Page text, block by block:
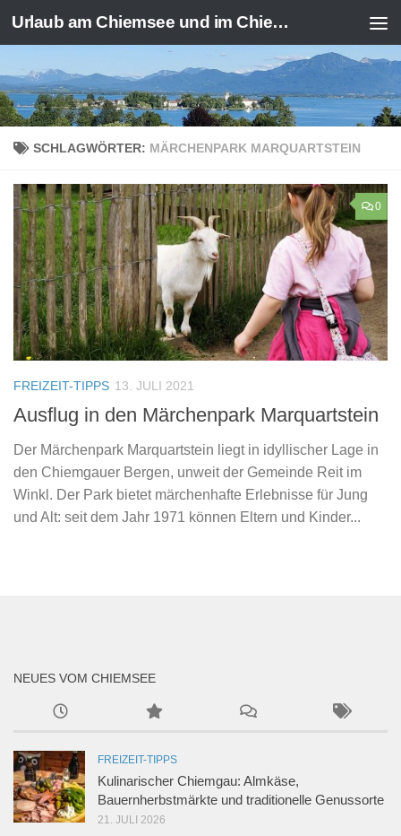
Zum Inhalt springen Urlaub am Chiemsee und im Chiemgau
SCHLAGWÖRTER: MÄRCHENPARK MARQUARTSTEIN
0
FREIZEIT-TIPPS 13. JULI 2021
Ausflug in den Märchenpark Marquartstein
Der Märchenpark Marquartstein liegt in idyllischer Lage in
den Chiemgauer Bergen, unweit der Gemeinde Reit im
Winkl. Der Park bietet märchenhafte Erlebnisse für Jung
und Alt: seit dem Jahr 1971 können Eltern und Kinder...
NEUES VOM CHIEMSEE
FREIZEIT-TIPPS
Kulinarischer Chiemgau: Almkäse,
Bauernherbstmärkte und traditionelle Genussorte
21. JULI 2026